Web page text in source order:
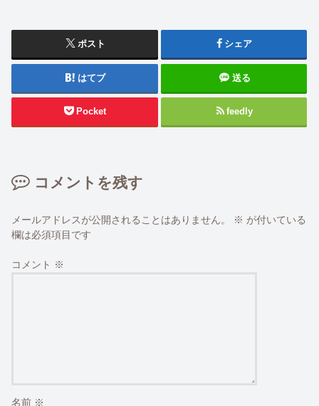
ポスト シェア
はてブ 送る
Pocket feedly
コメントを残す
メールアドレスが公開されることはありません。 ※ が付いている
欄は必須項目です
コメント ※
名前 ※